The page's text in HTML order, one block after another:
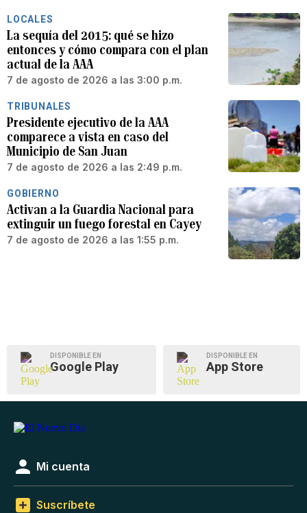
LOCALES
La sequía del 2015: qué se hizo
entonces y cómo compara con el plan
actual de la AAA
7 de agosto de 2026 a las 3:00 p.m.
TRIBUNALES
Presidente ejecutivo de la AAA
comparece a vista en caso del
Municipio de San Juan
7 de agosto de 2026 a las 2:49 p.m.
GOBIERNO
Activan a la Guardia Nacional para
extinguir un fuego forestal en Cayey
7 de agosto de 2026 a las 1:55 p.m.
DISPONIBLE EN
Google Play
DISPONIBLE EN
App Store
Mi cuenta
Suscríbete